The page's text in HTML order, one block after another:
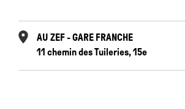
AU ZEF - GARE FRANCHE
11 chemin des Tuileries, 15e